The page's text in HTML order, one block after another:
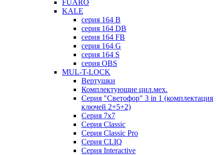
FUARO
KALE
серия 164 B
серия 164 DB
серия 164 FB
серия 164 G
серия 164 S
серия OBS
MUL-T-LOCK
Вертушки
Комплектующие цил.мех.
Серия "Светофор" 3 in 1 (комплектация
ключей 2+5+2)
Серия 7х7
Серия Classic
Серия Classic Pro
Серия CLIQ
Серия Interactive